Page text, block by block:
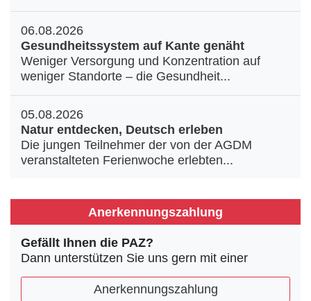
06.08.2026
Gesundheitssystem auf Kante genäht
Weniger Versorgung und Konzentration auf
weniger Standorte – die Gesundheit...
05.08.2026
Natur entdecken, Deutsch erleben
Die jungen Teilnehmer der von der AGDM
veranstalteten Ferienwoche erlebten...
Anerkennungszahlung
Gefällt Ihnen die PAZ?
Dann unterstützen Sie uns gern mit einer
Anerkennungszahlung